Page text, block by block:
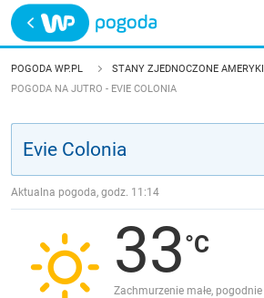
Trwa ładowanie
POLSKA
JAKOŚĆ POWIETRZA
POGODA WP.PL
STANY ZJEDNOCZONE AMERYKI
POGODA NA JUTRO - EVIE COLONIA
Aktualna pogoda, godz. 11:14
33
Zachmurzenie małe, pogodnie